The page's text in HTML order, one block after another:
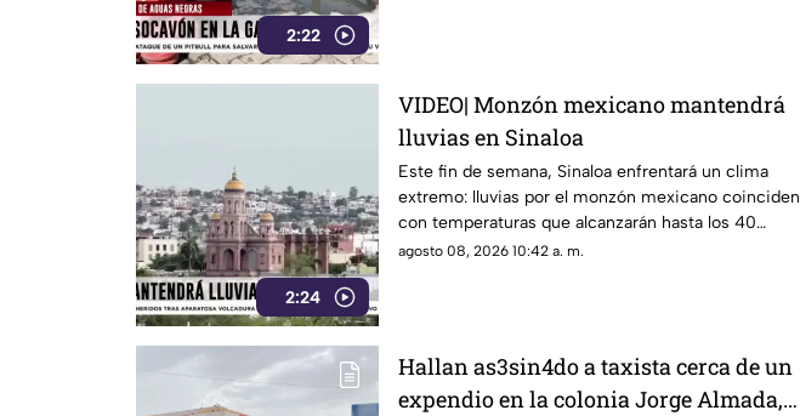
2:22
2:24
VIDEO| Monzón mexicano mantendrá
lluvias en Sinaloa
Este fin de semana, Sinaloa enfrentará un clima
extremo: lluvias por el monzón mexicano coinciden
con temperaturas que alcanzarán hasta los 40
grados.
agosto 08, 2026 10:42 a. m.
Hallan as3sin4do a taxista cerca de un
expendio en la colonia Jorge Almada,